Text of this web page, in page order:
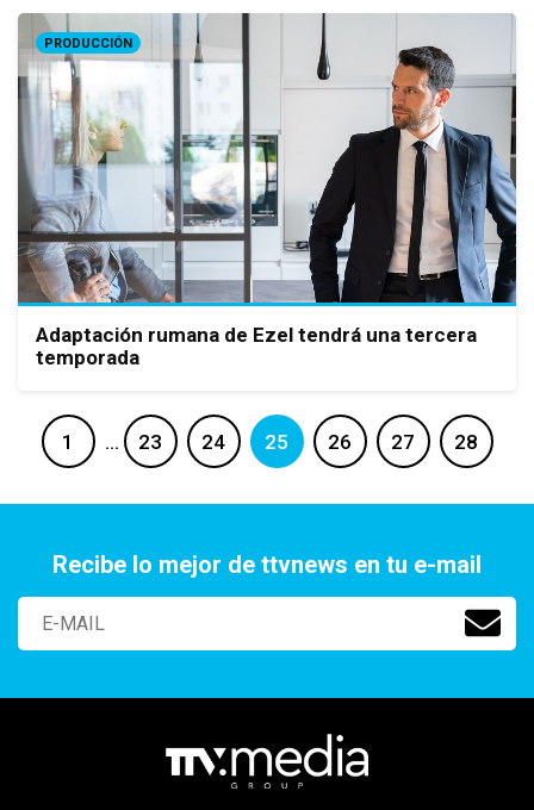
PRODUCCIÓN
Adaptación rumana de Ezel tendrá una tercera
temporada
1 … 23 24 25 26 27 28
Recibe lo mejor de ttvnews en tu e-mail